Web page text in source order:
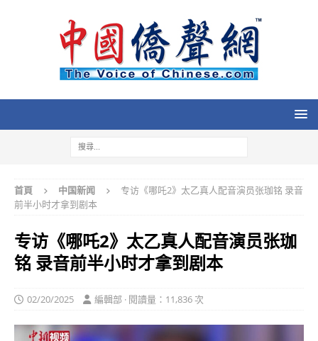
首頁 中国新闻
专访《哪吒2》太乙真人配音演员张珈铭 录音
前半小时才拿到剧本
专访《哪吒2》太乙真人配音演员张珈
铭 录音前半小时才拿到剧本
02/20/2025 編輯部 · 閱讀量：11,836 次